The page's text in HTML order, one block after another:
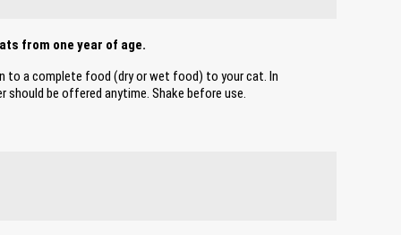
from one year of age.
to a complete food (dry or wet food) to your cat. In
be offered anytime. Shake before use.